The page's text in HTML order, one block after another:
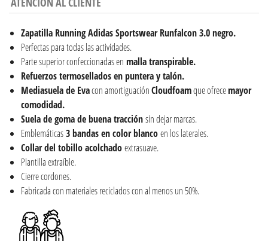
Zapatilla Running Adidas Sportswear Runfalcon 3.0 negro.
Perfectas para todas las actividades.
Parte superior confeccionadas en malla transpirable.
Refuerzos termosellados en puntera y talón.
Mediasuela de Evacon amortiguaciónCloudfoamque ofrecemayor
comodidad.
Suela de goma de buena tracciónsin dejar marcas.
Emblemáticas3 bandas en color blancoen los laterales.
Collar del tobillo acolchadoextrasuave.
Plantilla extraíble.
Cierre cordones.
Fabricada con materiales reciclados con al menos un 50%.